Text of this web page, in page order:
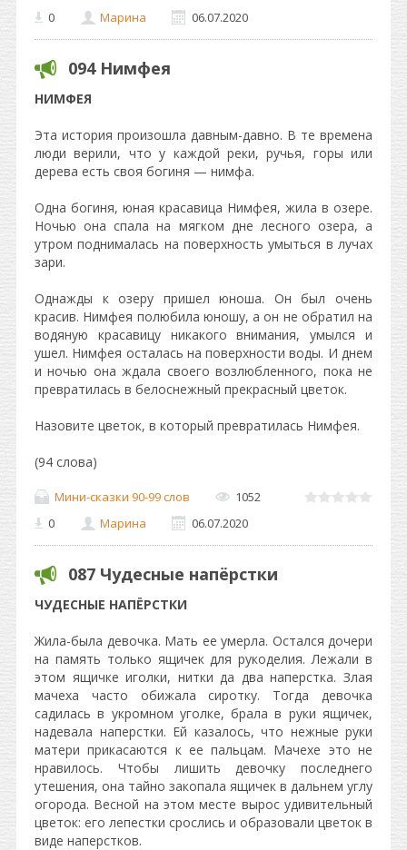
0
Марина 06.07.2020
094 Нимфея
НИМФЕЯ
Эта история произошла давным-давно. В те времена
люди верили, что у каждой реки, ручья, горы или
дерева есть своя богиня — нимфа.
Одна богиня, юная красавица Нимфея, жила в озере.
Ночью она спала на мягком дне лесного озера, а
утром поднималась на поверхность умыться в лучах
зари.
Однажды к озеру пришел юноша. Он был очень
красив. Нимфея полюбила юношу, а он не обратил на
водяную красавицу никакого внимания, умылся и
ушел. Нимфея осталась на поверхности воды. И днем
и ночью она ждала своего возлюбленного, пока не
превратилась в белоснежный прекрасный цветок.
Назовите цветок, в который превратилась Нимфея.
(94 слова)
Мини-сказки 90-99 слов
1052
0
Марина 06.07.2020
087 Чудесные напёрстки
ЧУДЕСНЫЕ НАПЁРСТКИ
Жила-была девочка. Мать ее умерла. Остался дочери
на память только ящичек для рукоделия. Лежали в
этом ящичке иголки, нитки да два наперстка. Злая
мачеха часто обижала сиротку. Тогда девочка
садилась в укромном уголке, брала в руки ящичек,
надевала наперстки. Ей казалось, что нежные руки
матери прикасаются к ее пальцам. Мачехе это не
нравилось. Чтобы лишить девочку последнего
утешения, она тайно закопала ящичек в дальнем углу
огорода. Весной на этом месте вырос удивительный
цветок: его лепестки срослись и образовали цветок в
виде наперстков.